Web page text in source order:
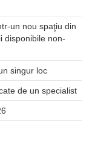
un nou spaţiu din
disponibile non-
singur loc
de un specialist